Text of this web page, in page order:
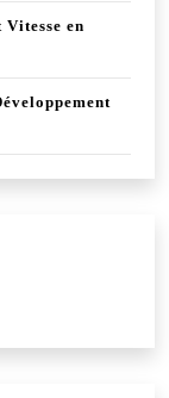
en